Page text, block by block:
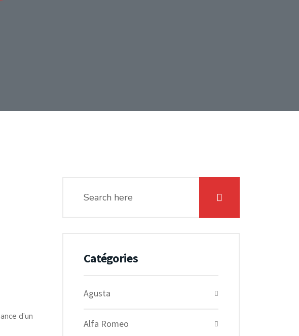
d’un
Catégories
Agusta
Alfa Romeo